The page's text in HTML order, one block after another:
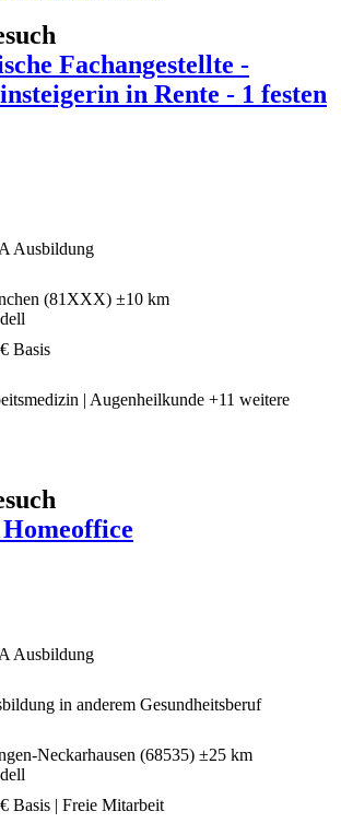
Fachangestellte -
in Rente - 1 festen
Ausbildung
(81XXX) ±10 km
Basis
| Augenheilkunde +11 weitere
Ausbildung
in anderem Gesundheitsberuf
Neckarhausen (68535) ±25 km
Basis | Freie Mitarbeit